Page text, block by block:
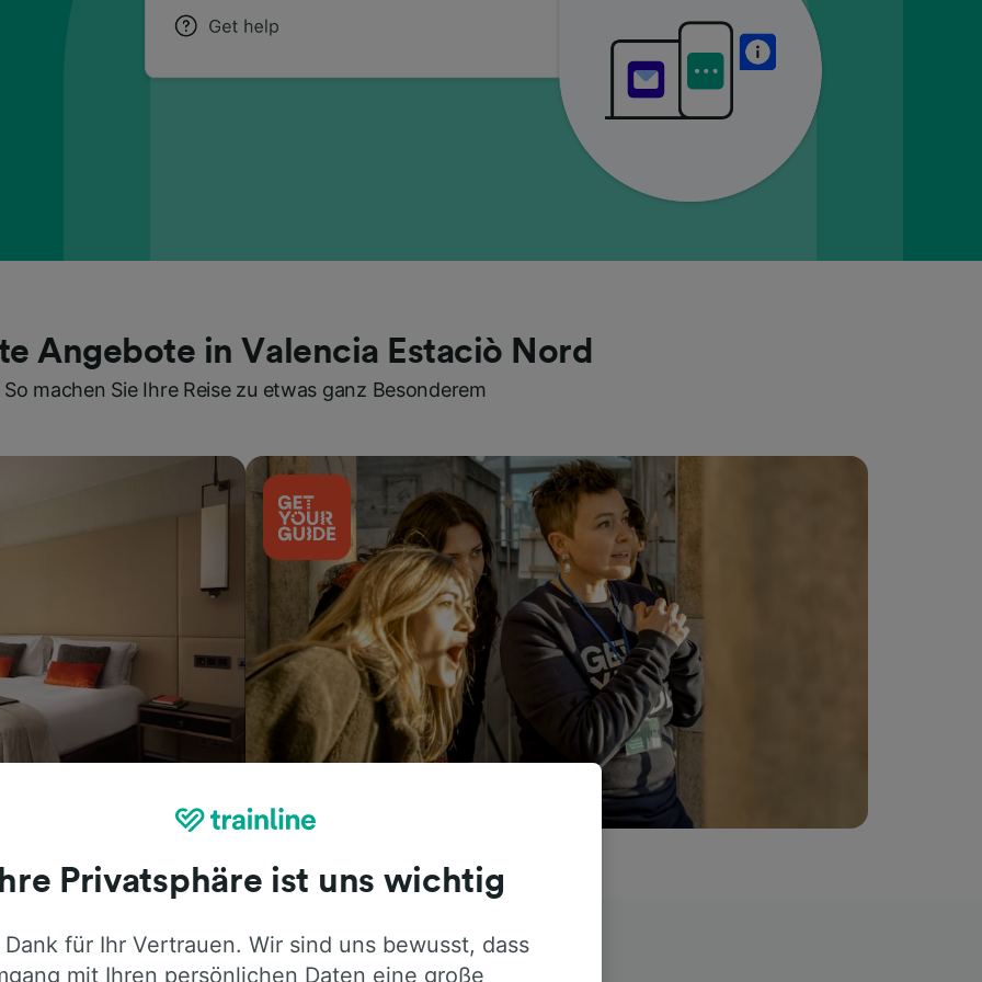
Angebote in Valencia Estaciò Nord
So machen Sie Ihre Reise zu etwas ganz Besonderem
ehrliche Meinung von Trainline-Nutzern
Ihre Privatsphäre ist uns wichtig
für Ihr Vertrauen. Wir sind uns bewusst, dass
mit Ihren persönlichen Daten eine große